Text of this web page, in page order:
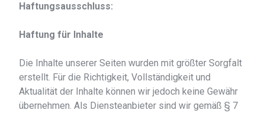
Haftungsausschluss:
Haftung für Inhalte
Die Inhalte unserer Seiten wurden mit größter Sorgfalt
erstellt. Für die Richtigkeit, Vollständigkeit und
Aktualität der Inhalte können wir jedoch keine Gewähr
übernehmen. Als Diensteanbieter sind wir gemäß § 7